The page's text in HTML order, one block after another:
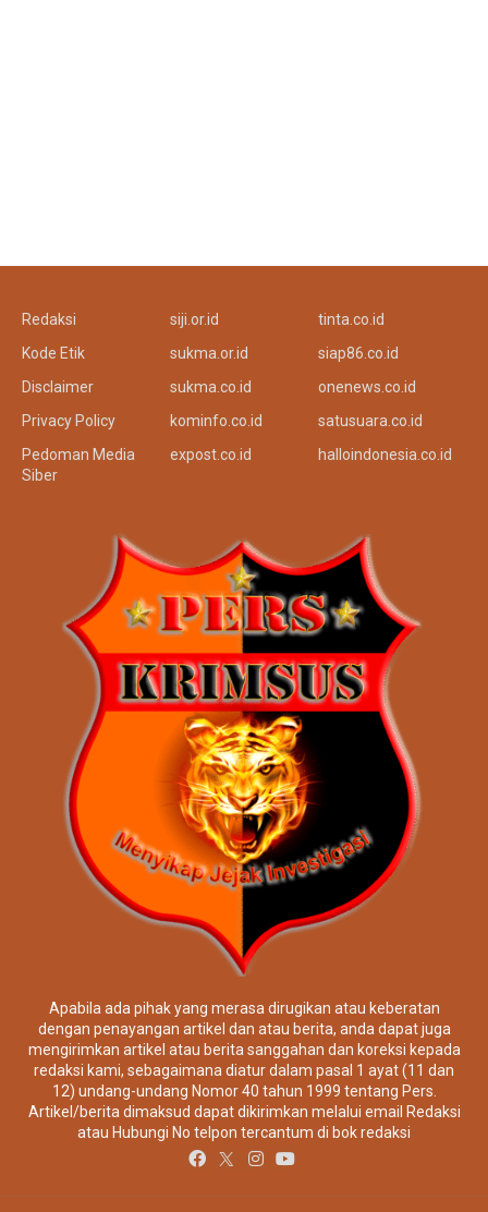
Redaksi
Kode Etik
Disclaimer
Privacy Policy
Pedoman Media
Siber
siji.or.id
sukma.or.id
sukma.co.id
kominfo.co.id
expost.co.id
tinta.co.id
siap86.co.id
onenews.co.id
satusuara.co.id
halloindonesia.co.id
Apabila ada pihak yang merasa dirugikan atau keberatan
dengan penayangan artikel dan atau berita, anda dapat juga
mengirimkan artikel atau berita sanggahan dan koreksi kepada
redaksi kami, sebagaimana diatur dalam pasal 1 ayat (11 dan
12) undang-undang Nomor 40 tahun 1999 tentang Pers.
Artikel/berita dimaksud dapat dikirimkan melalui email Redaksi
atau Hubungi No telpon tercantum di bok redaksi